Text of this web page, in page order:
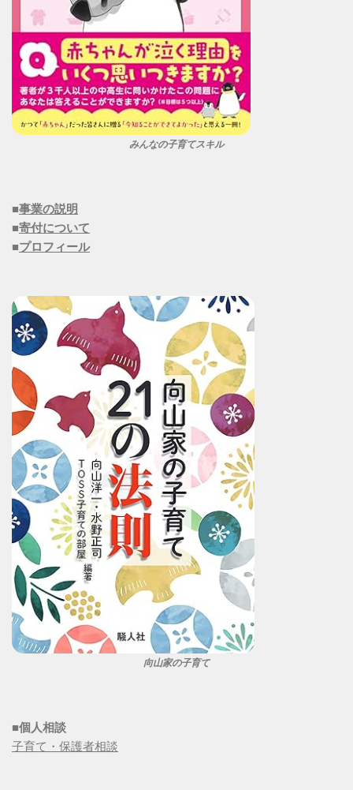
みんなの子育てスキル
■事業の説明
■寄付について
■プロフィール
向山家の子育て
■個人相談
子育て・保護者相談